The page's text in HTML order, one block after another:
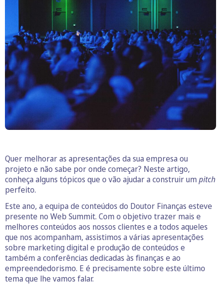
Quer melhorar as apresentações da sua empresa ou
projeto e não sabe por onde começar? Neste artigo,
conheça alguns tópicos que o vão ajudar a construir um pitch
perfeito.
Este ano, a equipa de conteúdos do Doutor Finanças esteve
presente no Web Summit. Com o objetivo trazer mais e
melhores conteúdos aos nossos clientes e a todos aqueles
que nos acompanham, assistimos a várias apresentações
sobre marketing digital e produção de conteúdos e
também a conferências dedicadas às finanças e ao
empreendedorismo. E é precisamente sobre este último
tema que lhe vamos falar.